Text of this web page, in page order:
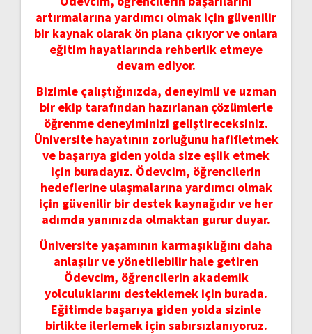
artırmalarına yardımcı olmak için güvenilir
bir kaynak olarak ön plana çıkıyor ve onlara
eğitim hayatlarında rehberlik etmeye
devam ediyor.
Bizimle çalıştığınızda, deneyimli ve uzman
bir ekip tarafından hazırlanan çözümlerle
öğrenme deneyiminizi geliştireceksiniz.
Üniversite hayatının zorluğunu hafifletmek
ve başarıya giden yolda size eşlik etmek
için buradayız. Ödevcim, öğrencilerin
hedeflerine ulaşmalarına yardımcı olmak
için güvenilir bir destek kaynağıdır ve her
adımda yanınızda olmaktan gurur duyar.
Üniversite yaşamının karmaşıklığını daha
anlaşılır ve yönetilebilir hale getiren
Ödevcim, öğrencilerin akademik
yolculuklarını desteklemek için burada.
Eğitimde başarıya giden yolda sizinle
birlikte ilerlemek için sabırsızlanıyoruz.